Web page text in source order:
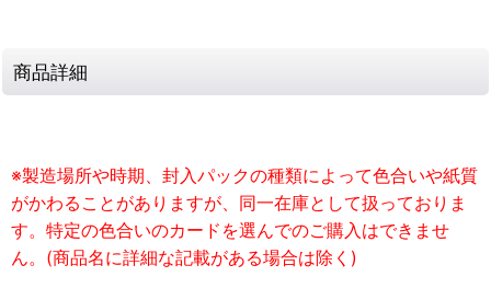
商品詳細
※製造場所や時期、封入パックの種類によって色合いや紙質
がかわることがありますが、同一在庫として扱っておりま
す。特定の色合いのカードを選んでのご購入はできませ
ん。(商品名に詳細な記載がある場合は除く)